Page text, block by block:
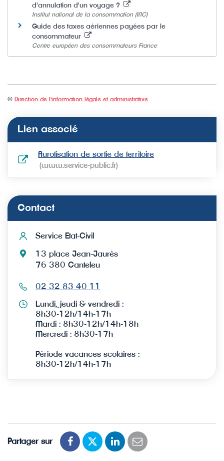
d'annulation d'un voyage ?
Institut national de la consommation (INC)
Guide des taxes aériennes payées par le
consommateur
Centre européen des consommateurs France
© Direction de l'information légale et administrative
Lien associé
Aurotisation de sortie de territoire
www.service-public.fr
Contact
Service Etat-Civil
13 place Jean-Jaurès
76 380 Canteleu
02 32 83 40 11
Lundi, jeudi & vendredi :
8h30-12h/14h-17h
Mardi : 8h30-12h/14h-18h
Mercredi : 8h30-17h
Période vacances scolaires :
8h30-12h/14h-17h
Partager sur
PartagerPartagerPartagerPartager